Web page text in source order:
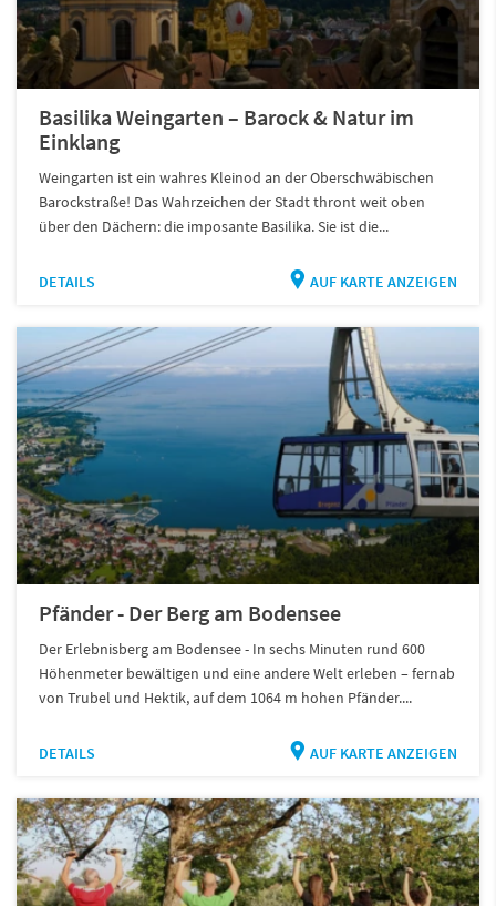
Basilika Weingarten – Barock & Natur im
Einklang
Weingarten ist ein wahres Kleinod an der Oberschwäbischen
Barockstraße! Das Wahrzeichen der Stadt thront weit oben
über den Dächern: die imposante Basilika. Sie ist die...
DETAILS AUF KARTE ANZEIGEN
Pfänder - Der Berg am Bodensee
Der Erlebnisberg am Bodensee - In sechs Minuten rund 600
Höhenmeter bewältigen und eine andere Welt erleben – fernab
von Trubel und Hektik, auf dem 1064 m hohen Pfänder....
DETAILS AUF KARTE ANZEIGEN